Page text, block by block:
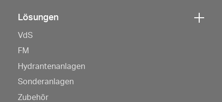
Klicken
Sie
hier,
um
die
Lösungen
VdS
FM
Hydrantenanlagen
Sonderanlagen
Zubehör